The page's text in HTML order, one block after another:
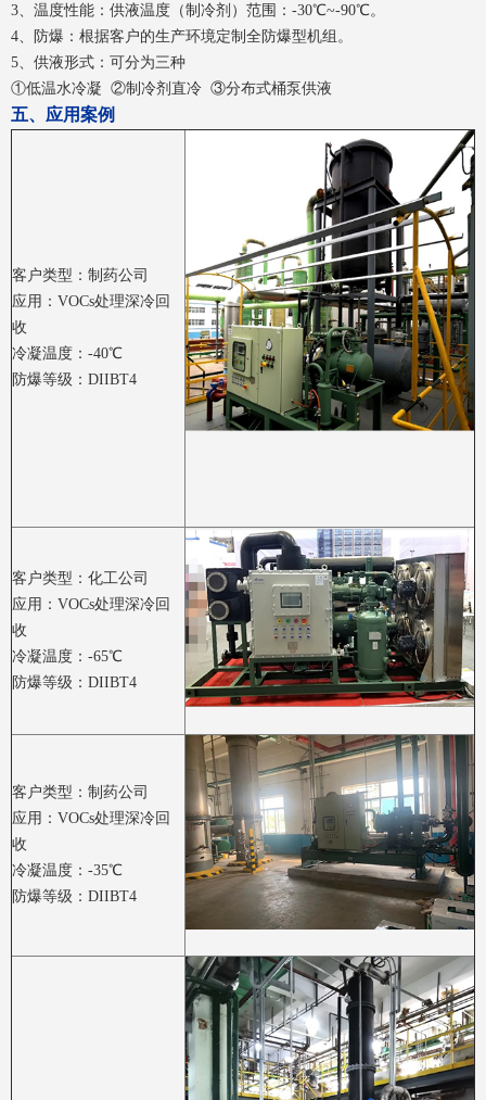
3、温度性能：供液温度（制冷剂）范围：-30℃~-90℃。
4、防爆：根据客户的生产环境定制全防爆型机组。
5、供液形式：可分为三种
①低温水冷凝 ②制冷剂直冷 ③分布式桶泵供液
五、应用案例
客户类型：制药公司
应用：VOCs处理深冷回
收
冷凝温度：-40℃
防爆等级：DIIBT4
客户类型：化工公司
应用：VOCs处理深冷回
收
冷凝温度：-65℃
防爆等级：DIIBT4
客户类型：制药公司
应用：VOCs处理深冷回
收
冷凝温度：-35℃
防爆等级：DIIBT4